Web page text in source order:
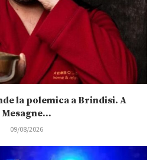
la polemica a Brindisi. A
Mesagne...
09/08/2026